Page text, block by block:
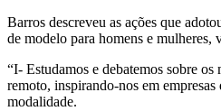
Barros descreveu as ações que
de modelo para homens e mulheres,
“I- Estudamos e debatemos sobre
remoto, inspirando-nos em empresas
modalidade.